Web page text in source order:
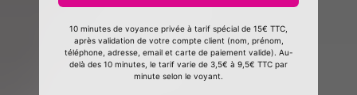
10 minutes de voyance privée à tarif spécial de 15€ TTC,
après validation de votre compte client (nom, prénom,
téléphone, adresse, email et carte de paiement valide). Au-
delà des 10 minutes, le tarif varie de 3,5€ à 9,5€ TTC par
minute selon le voyant.